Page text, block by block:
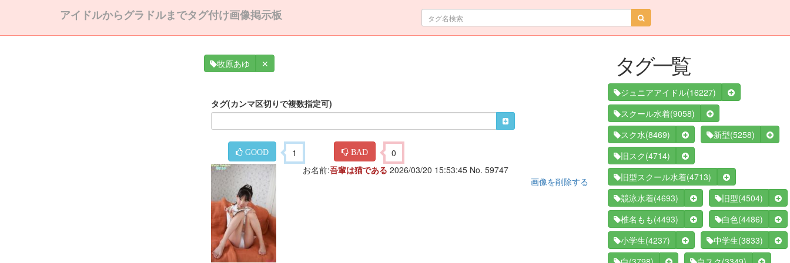
アイドルからグラドルまでタグ付け画像掲示板
牧原あゆ ✕
タグ(カンマ区切りで複数指定可)
GOOD 1 BAD 0
お名前:吾輩は猫である 2026/03/20 15:53:45 No. 59747
画像を削除する
タグ一覧
ジュニアアイドル(16227)
スクール水着(9058)
スク水(8469) 新型(5258)
旧スク (4714)
旧型スクール水着(4713)
競泳水着(4693) 旧型(4504)
椎名もも (4493) 白色(4486)
小学生(4237) 中学生(3833)